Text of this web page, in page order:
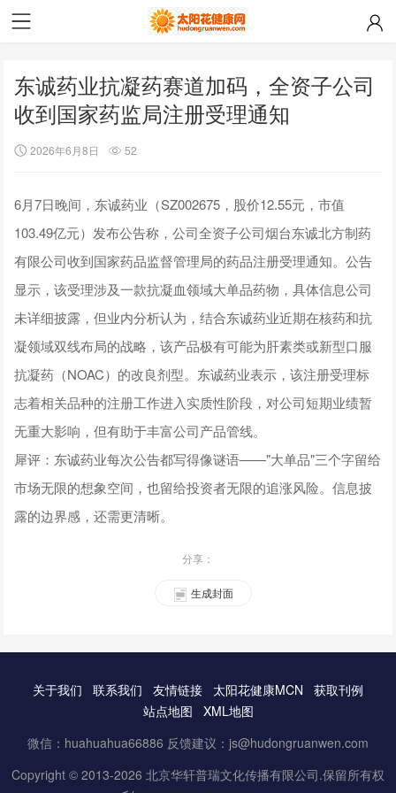
东诚药业抗凝药赛道加码，全资子公司
收到国家药监局注册受理通知
2026年6月8日 52
6月7日晚间，东诚药业（SZ002675，股价12.55元，市值
103.49亿元）发布公告称，公司全资子公司烟台东诚北方制药
有限公司收到国家药品监督管理局的药品注册受理通知。公告
显示，该受理涉及一款抗凝血领域大单品药物，具体信息公司
未详细披露，但业内分析认为，结合东诚药业近期在核药和抗
凝领域双线布局的战略，该产品极有可能为肝素类或新型口服
抗凝药（NOAC）的改良剂型。东诚药业表示，该注册受理标
志着相关品种的注册工作进入实质性阶段，对公司短期业绩暂
无重大影响，但有助于丰富公司产品管线。
犀评：东诚药业每次公告都写得像谜语——"大单品"三个字留给
市场无限的想象空间，也留给投资者无限的追涨风险。信息披
露的边界感，还需更清晰。
分享：
生成封面
关于我们 联系我们 友情链接 太阳花健康MCN
获取刊例
站点地图
XML地图
微信：huahuahua66886 反馈建议：js@hudongruanwen.com
Copyright © 2013-2026 北京华轩普瑞文化传播有限公司.保留所有权